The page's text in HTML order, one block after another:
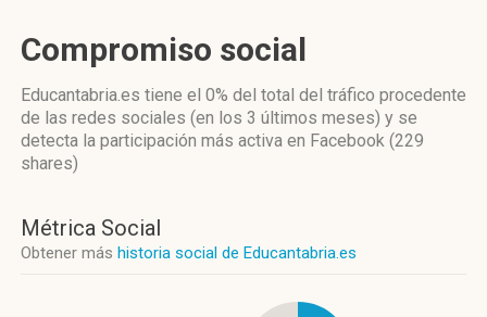
Compromiso social
Educantabria.es tiene el 0% del total del tráfico procedente
de las redes sociales (en los 3 últimos meses) y se
detecta la participación más activa en Facebook (229
shares)
Métrica Social
Obtener más historia social de Educantabria.es